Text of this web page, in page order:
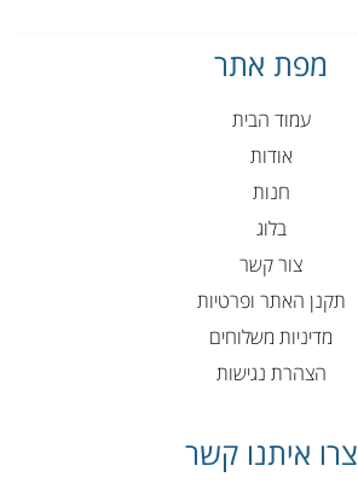
מפת אתר
עמוד הבית
אודות
חנות
בלוג
צור קשר
תקנן האתר ופרטיות
מדיניות משלוחים
הצהרת נגישות
צרו איתנו קשר